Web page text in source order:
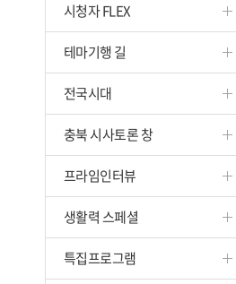
시청자 FLEX
테마기행 길
전국시대
충북 시사토론 창
프라임인터뷰
생활력 스페셜
특집프로그램